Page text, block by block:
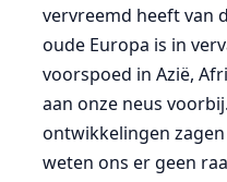
vervreemd heeft van
oude Europa is in
voorspoed in Azië,
aan onze neus
ontwikkelingen
weten ons er geen